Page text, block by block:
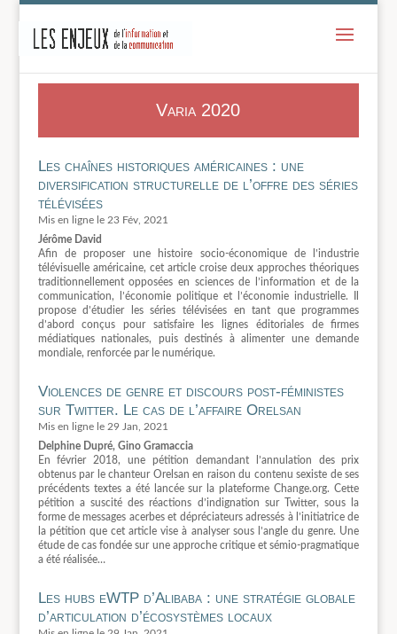
Varia 2020
Les chaînes historiques américaines : une
diversification structurelle de l’offre des séries
télévisées
23 Fév, 2021
Jérôme David
Afin de proposer une histoire socio-économique de l’industrie
télévisuelle américaine, cet article croise deux approches théoriques
traditionnellement opposées en sciences de l’information et de la
communication, l’économie politique et l’économie industrielle. Il
propose d’étudier les séries télévisées en tant que programmes
d’abord conçus pour satisfaire les lignes éditoriales de firmes
médiatiques nationales, puis destinés à alimenter une demande
mondiale, renforcée par le numérique.
Violences de genre et discours post-féministes
sur Twitter. Le cas de l’affaire Orelsan
29 Jan, 2021
Delphine Dupré, Gino Gramaccia
En février 2018, une pétition demandant l’annulation des prix
obtenus par le chanteur Orelsan en raison du contenu sexiste de ses
précédents textes a été lancée sur la plateforme Change.org. Cette
pétition a suscité des réactions d’indignation sur Twitter, sous la
forme de messages acerbes et dépréciateurs adressés à l’initiatrice de
la pétition que cet article vise à analyser sous l’angle du genre. Une
étude de cas fondée sur une approche critique et sémio-pragmatique
a été réalisée…
Les hubs eWTP d’Alibaba : une stratégie globale
d’articulation d’écosystèmes locaux